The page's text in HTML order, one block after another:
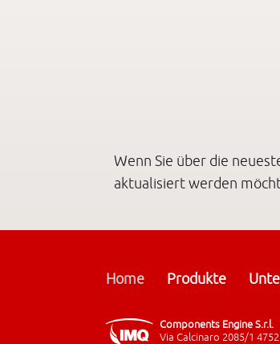
Wenn Sie über die
aktualisiert werden
Home Produkte
Components Engine S.r.l.
Via Calcinaro 2085/1